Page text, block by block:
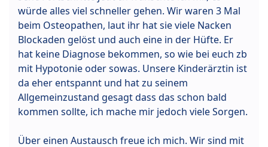
würde alles viel schneller gehen. Wir waren 3 Mal
beim Osteopathen, laut ihr hat sie viele Nacken
Blockaden gelöst und auch eine in der Hüfte. Er
hat keine Diagnose bekommen, so wie bei euch zb
mit Hypotonie oder sowas. Unsere Kinderärztin ist
da eher entspannt und hat zu seinem
Allgemeinzustand gesagt dass das schon bald
kommen sollte, ich mache mir jedoch viele Sorgen.
Über einen Austausch freue ich mich. Wir sind mit